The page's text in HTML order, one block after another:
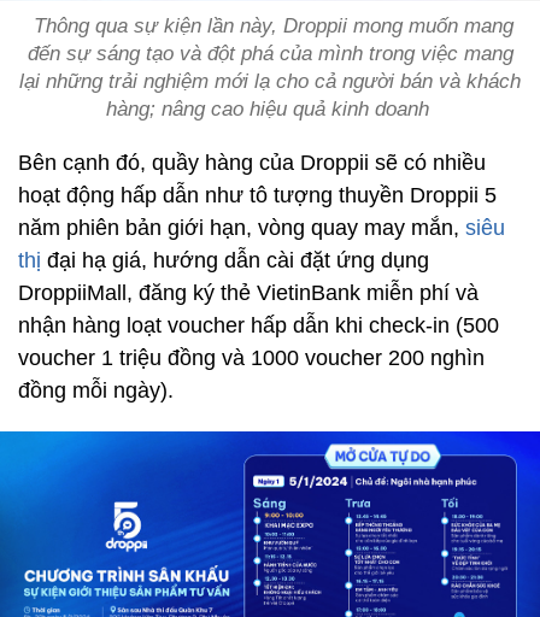
Thông qua sự kiện lần này, Droppii mong muốn mang
đến sự sáng tạo và đột phá của mình trong việc mang
lại những trải nghiệm mới lạ cho cả người bán và khách
hàng; nâng cao hiệu quả kinh doanh
Bên cạnh đó, quầy hàng của Droppii sẽ có nhiều
hoạt động hấp dẫn như tô tượng thuyền Droppii 5
năm phiên bản giới hạn, vòng quay may mắn, siêu
thị đại hạ giá, hướng dẫn cài đặt ứng dụng
DroppiiMall, đăng ký thẻ VietinBank miễn phí và
nhận hàng loạt voucher hấp dẫn khi check-in (500
voucher 1 triệu đồng và 1000 voucher 200 nghìn
đồng mỗi ngày).